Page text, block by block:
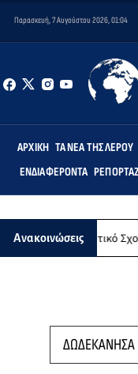
Παρασκευή, 7 Αυγούστου 2026, 01:04
ΑΡΧΙΚΉ ΤΑ ΝΈΑ ΤΗΣ ΛΈΡΟΥ
ΕΝΔΙΑΦΈΡΟΝΤΑ
Ανακοινώσεις
στο Δημοτικό Σχολείο
ΔΩΔΕΚΑΝΗΣΑ